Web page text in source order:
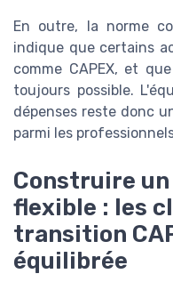
En outre, la norme
indique que certains
comme CAPEX, et
toujours possible.
dépenses reste donc
parmi les
Construire
flexible : les
transition
équilibrée